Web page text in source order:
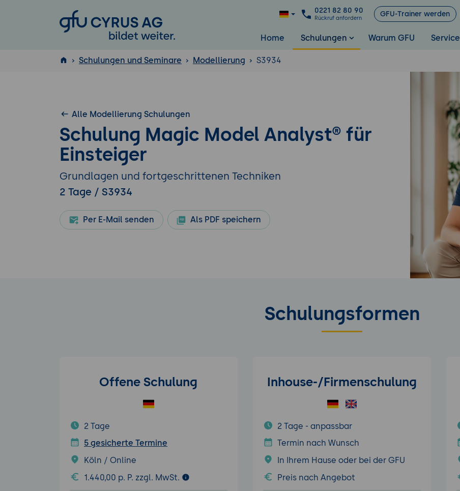
GFU Cyrus AG
0221 82 80 90
Rückruf anfordern GFU-Trainer werden
Home Schulungen Warum GFU Service
ISTQB
Schulungen und Seminare Modellierung S3934
Alle Modellierung Schulungen
Schulung Magic Model Analyst® für
Einsteiger
Grundlagen und fortgeschrittenen Techniken
2 Tage / S3934
Per E-Mail senden Als PDF speichern
Schulungsformen
Offene Schulung
2 Tage
5 gesicherte Termine
Köln / Online
1.440,00 p. P. zzgl. MwSt.
Inhouse-/Firmenschulung
2 Tage - anpassbar
Termin nach Wunsch
In Ihrem Hause oder bei der GFU
Preis nach Angebot